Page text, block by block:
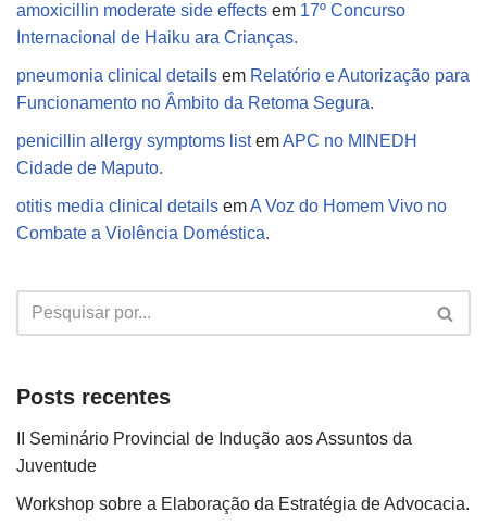
amoxicillin moderate side effects em 17º Concurso
Internacional de Haiku ara Crianças.
pneumonia clinical details em Relatório e Autorização para
Funcionamento no Âmbito da Retoma Segura.
penicillin allergy symptoms listemAPC no MINEDH
Cidade de Maputo.
otitis media clinical details emA Voz do Homem Vivo no
Combate a Violência Doméstica.
Posts recentes
II Seminário Provincial de Indução aos Assuntos da
Juventude
Workshop sobre a Elaboração da Estratégia de Advocacia.